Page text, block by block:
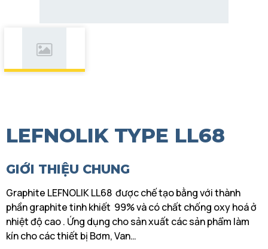
LEFNOLIK TYPE LL68
GIỚI THIỆU CHUNG
Graphite LEFNOLIK LL68 được chế tạo bằng với thành
phần graphite tinh khiết 99% và có chất chống oxy hoá ở
nhiệt độ cao . Ứng dụng cho sản xuất các sản phẩm làm
kín cho các thiết bị Bơm, Van…